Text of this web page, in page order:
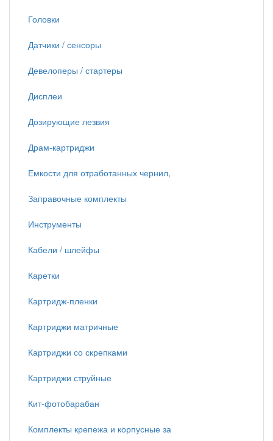
Головки
Датчики / сенсоры
Девелоперы / стартеры
Дисплеи
Дозирующие лезвия
Драм-картриджи
Емкости для отработанных чернил,
Заправочные комплекты
Инструменты
Кабели / шлейфы
Каретки
Картридж-пленки
Картриджи матричные
Картриджи со скрепками
Картриджи струйные
Кит-фотобарабан
Комплекты крепежа и корпусные за